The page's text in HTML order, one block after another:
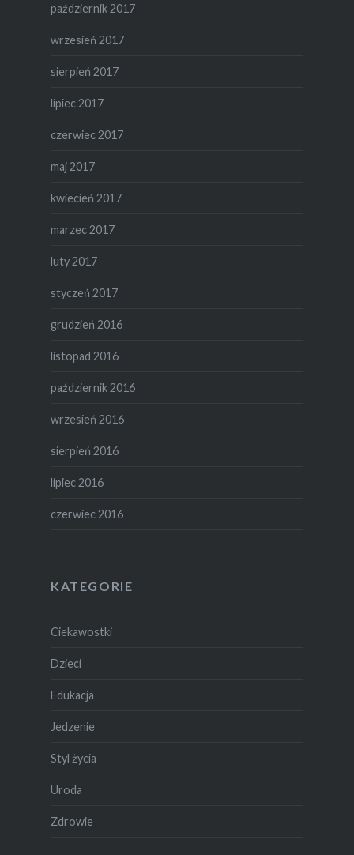
październik 2017
wrzesień 2017
sierpień 2017
lipiec 2017
czerwiec 2017
maj 2017
kwiecień 2017
marzec 2017
luty 2017
styczeń 2017
grudzień 2016
listopad 2016
październik 2016
wrzesień 2016
sierpień 2016
lipiec 2016
czerwiec 2016
KATEGORIE
Ciekawostki
Dzieci
Edukacja
Jedzenie
Styl życia
Uroda
Zdrowie